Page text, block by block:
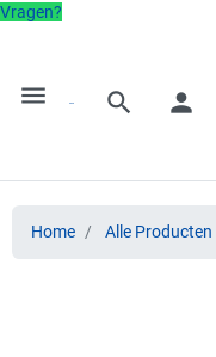
Vragen?
menu search person
Home Alle Producten